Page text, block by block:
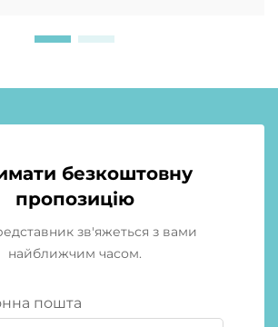
безкоштовну
пропозицію
зв'яжеться з вами
найближчим часом.
пошта